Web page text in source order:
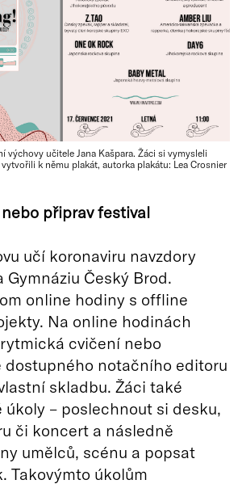
výchovy učitele Jana Kašpara. Žáci si vymysleli
k němu plakát, autorka plakátu: Lea Crosnier
připrav festival
učí koronaviru navzdory
Gymnáziu Český Brod.
online hodiny s offline
Na online hodinách
cvičení nebo
dostupného notačního editoru
skladbu. Žáci také
úkoly – poslechnout si desku,
či koncert a následně
umělců, scénu a popsat
Takovýmto úkolům